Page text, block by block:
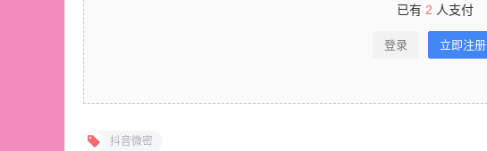
已有 2 人支付
登录 立即注册
抖音微密